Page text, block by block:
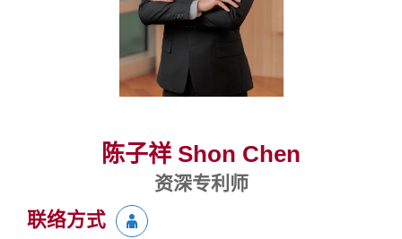
陈子祥 Shon Chen
资深专利师
联络方式